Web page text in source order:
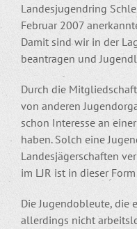
Landesjugendring
Februar 2007
Damit sind wir in der
beantragen und
Durch die
von anderen
schon Interesse an
haben. Solch eine
Landesjägerschaften
im LJR ist in dieser
Die Jugendobleute, die
allerdings nicht